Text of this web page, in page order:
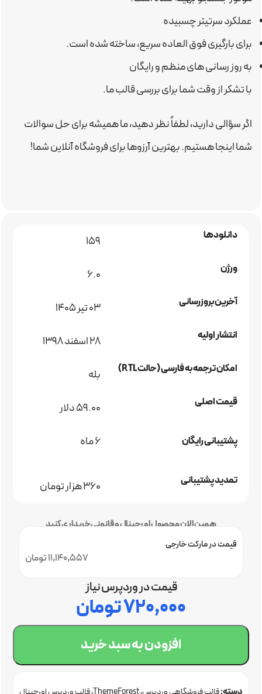
عملکرد سرتیتر چسبیده
برای بارگیری فوق العاده سریع، ساخته شده است.
به روز رسانی های منظم و رایگان
با تشکر از وقت شما برای بررسی قالب ما.
اگر سؤالی دارید، لطفاً نظر دهید، ما همیشه برای حل سوالات
شما اینجا هستیم. بهترین آرزوها برای فروشگاه آنلاین شما!
دانلودها 159
ورژن 6.0
آخرین بروزرسانی 03 تیر 1405
انتشار اولیه 28 اسفند 1398
امکان ترجمه به فارسی (حالت RTL) بله
قیمت اصلی 59.00 دلار
پشتیبانی رایگان 6 ماه
تمدید پشتیبانی 360 هزار تومان
همین الان محصول اورجینال و قانونی خریداری کنید
11,140,557 تومان
قیمت در مارکت خارجی
قیمت در وردپرس نیاز
۷۲۰,۰۰۰تومان
افزودن به سبد خرید